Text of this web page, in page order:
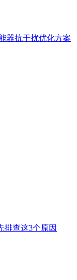
器抗干扰优化方案
排查这3个原因